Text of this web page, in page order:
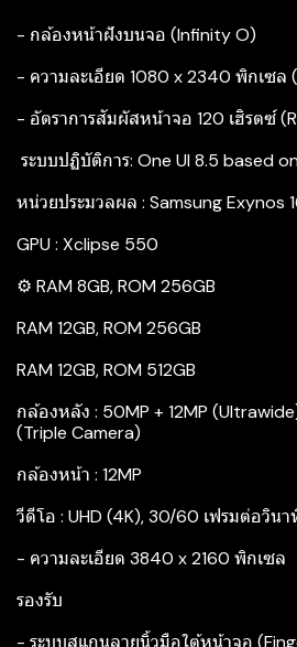
- กล้องหน้าฝังบนจอ (Infinity O)
- ความละเอียด 1080 x 2340 พิกเซล
- อัตราการสัมผัสหน้าจอ 120 เฮิรตซ์
ระบบปฏิบัติการ: One UI 8.5 based
หน่วยประมวลผล : Samsung Exynos
GPU : Xclipse 550
⚙️ RAM 8GB, ROM 256GB
RAM 12GB, ROM 256GB
RAM 12GB, ROM 512GB
กล้องหลัง : 50MP + 12MP
(Triple Camera)
กล้องหน้า : 12MP
วีดีโอ : UHD (4K), 30/60 เฟรมต่อวินา
- ความละเอียด 3840 x 2160 พิกเซล
รองรับ
- ระบบสแกนลายนิ้วมือใต้หน้าจอ